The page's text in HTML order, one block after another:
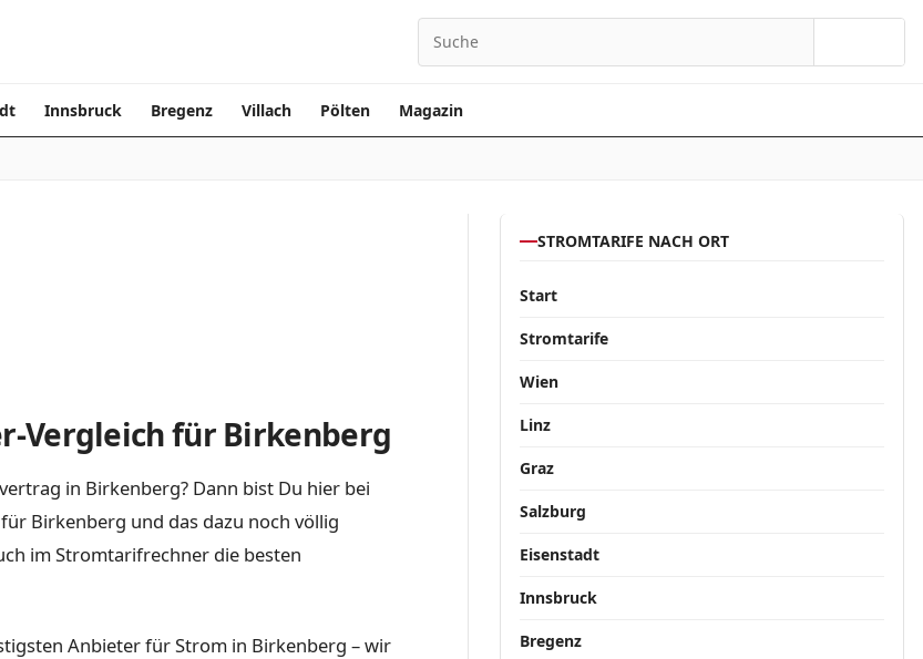
Innsbruck Bregenz Villach Pölten Magazin
Vergleich für Birkenberg
in Birkenberg? Dann bist Du hier bei
Birkenberg und das dazu noch völlig
im Stromtarifrechner die besten
Anbieter für Strom in Birkenberg – wir
STROMTARIFE NACH ORT
Start
Stromtarife
Wien
Linz
Graz
Salzburg
Eisenstadt
Innsbruck
Bregenz